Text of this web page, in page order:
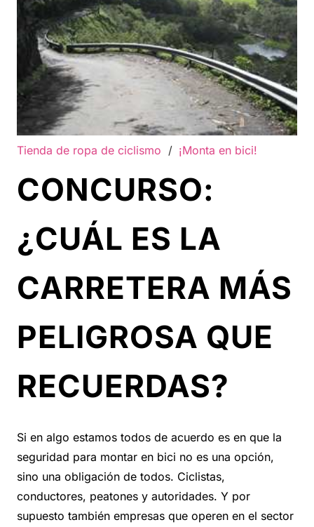
Tienda de ropa de ciclismo / ¡Monta en bici!
CONCURSO:
¿CUÁL ES LA
CARRETERA MÁS
PELIGROSA QUE
RECUERDAS?
Si en algo estamos todos de acuerdo es en que la
seguridad para montar en bici no es una opción,
sino una obligación de todos. Ciclistas,
conductores, peatones y autoridades. Y por
supuesto también empresas que operen en el sector